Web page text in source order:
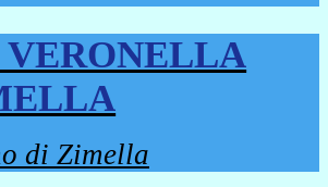
VERONELLA
di Zimella